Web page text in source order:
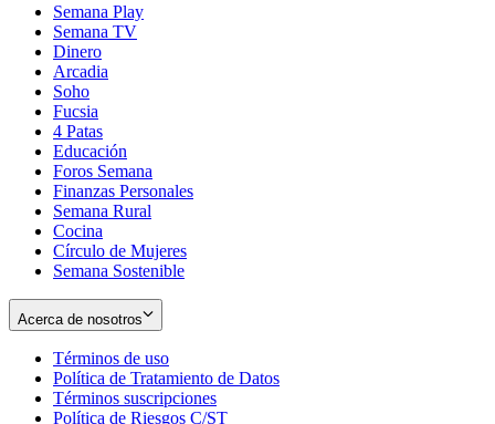
Semana Play
Semana TV
Dinero
Arcadia
Soho
in
new
window
Fucsia
in
new
window
4 Patas
Educación
Foros Semana
Finanzas Personales
Semana Rural
Cocina
Círculo de Mujeres
Semana Sostenible
Acerca de nosotros
Términos de uso
in
new
window
Política de Tratamiento de Datos
Términos suscripciones
in
Política de Riesgos C/ST